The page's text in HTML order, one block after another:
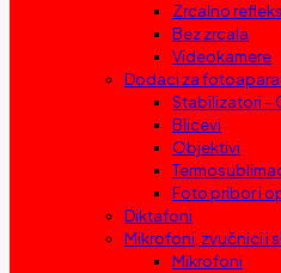
Zrcalno
Bez zrcala
Videokamere
Dodaci za
Stabilizatori –
Blicevi
Objektivi
Foto pribor i
Diktafoni
Mikrofoni, zvučnici i
Mikrofoni